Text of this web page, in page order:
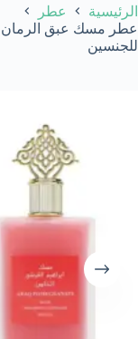
الرئيسية
عطر
للجنسين